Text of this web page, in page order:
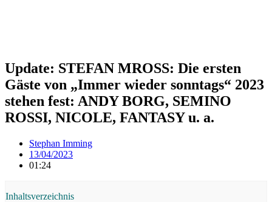
Update: STEFAN MROSS: Die ersten
Gäste von „Immer wieder sonntags“ 2023
stehen fest: ANDY BORG, SEMINO
ROSSI, NICOLE, FANTASY u. a.
Stephan Imming
13/04/2023
01:24
Inhaltsverzeichnis